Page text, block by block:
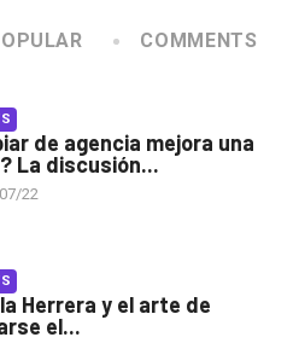
COMMENTS
de agencia mejora una
La discusión...
22
Herrera y el arte de
el...